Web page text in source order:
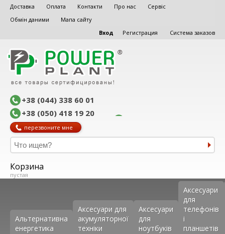
Доставка Оплата Контакти Про нас
Сервіс
Обмін даними
Мапа сайту
Вход
Регистрация Система заказов
+38 (044) 338 60 01
+38 (050) 418 19 20
перезвоните мне
Корзина
пустая
Альтернативна
енергетика
Аксесуари для
акумуляторної
техніки
Аксесуари
для
ноутбуків
Аксеcуари
для
телефонів
і
планшетів